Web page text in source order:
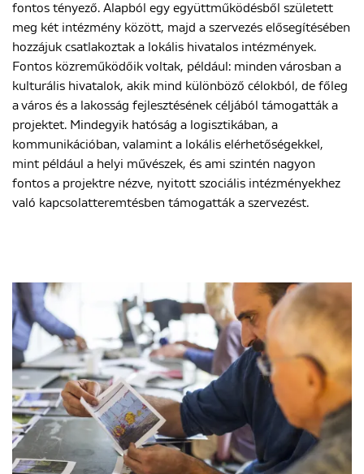
fontos tényező. Alapból egy együttműködésből született
meg két intézmény között, majd a szervezés elősegítésében
hozzájuk csatlakoztak a lokális hivatalos intézmények.
Fontos közreműködőik voltak, például: minden városban a
kulturális hivatalok, akik mind különböző célokból, de főleg
a város és a lakosság fejlesztésének céljából támogatták a
projektet. Mindegyik hatóság a logisztikában, a
kommunikációban, valamint a lokális elérhetőségekkel,
mint például a helyi művészek, és ami szintén nagyon
fontos a projektre nézve, nyitott szociális intézményekhez
való kapcsolatteremtésben támogatták a szervezést.